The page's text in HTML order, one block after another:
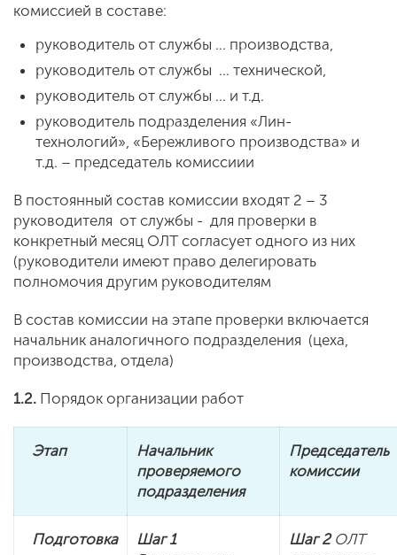
комиссией в составе:
руководитель от службы … производства,
руководитель от службы … технической,
руководитель от службы … и т.д.
руководитель подразделения «Лин-
технологий», «Бережливого производства» и
т.д. – председатель комиссиии
В постоянный состав комиссии входят 2 – 3
руководителя от службы - для проверки в
конкретный месяц ОЛТ согласует одного из них
(руководители имеют право делегировать
полномочия другим руководителям
В состав комиссии на этапе проверки включается
начальник аналогичного подразделения (цеха,
производства, отдела)
1.2. Порядок организации работ
Этап
Начальник
проверяемого
подразделения
Председатель
комиссии
Подготовка
Шаг 1
Шаг 2ОЛТ